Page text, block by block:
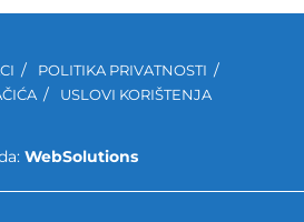
POLITIKA PRIVATNOSTI
USLOVI KORIŠTENJA
WebSolutions